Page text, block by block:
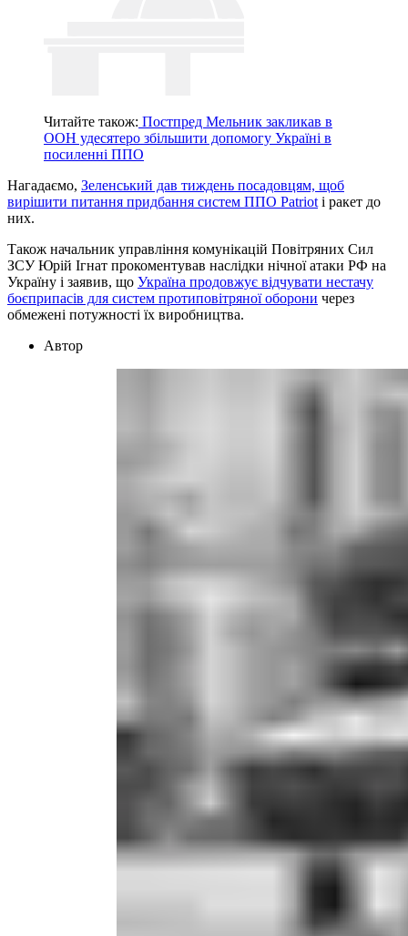
Читайте також: Постпред Мельник закликав в
ООН удесятеро збільшити допомогу Україні в
посиленні ППО
Нагадаємо, Зеленський дав тиждень посадовцям, щоб
вирішити питання придбання систем ППО Patriotі ракет до
них.
Також начальник управління комунікацій Повітряних Сил
ЗСУ Юрій Ігнат прокоментував наслідки нічної атаки РФ на
Україну і заявив, що Україна продовжує відчувати нестачу
боєприпасів для систем протиповітряної оборони через
обмежені потужності їх виробництва.
Автор